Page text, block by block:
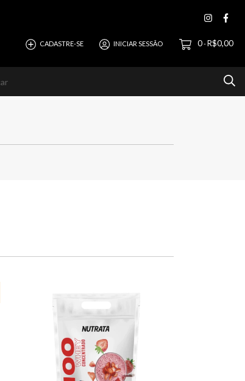
CADASTRE-SE INICIAR SESSÃO 0-R$0,00